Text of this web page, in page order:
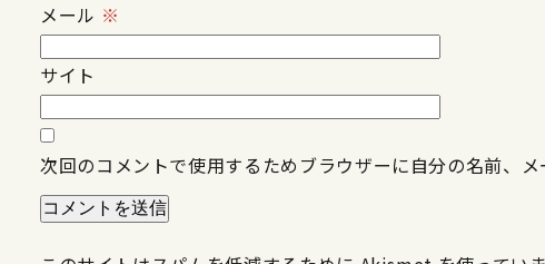
メール ※
サイト
次回のコメントで使用するためブラウザーに自分の名前、メ